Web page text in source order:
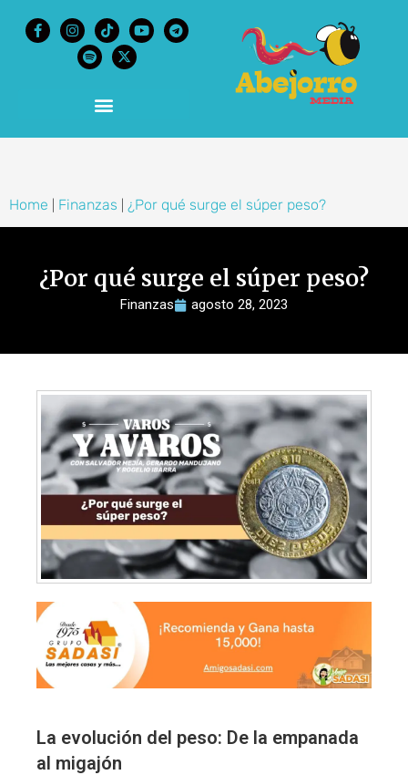
Home Finanzas ¿Por qué surge el súper peso?
¿Por qué surge el súper peso?
Finanzas agosto 28, 2023
La evolución del peso: De la empanada
al migajón